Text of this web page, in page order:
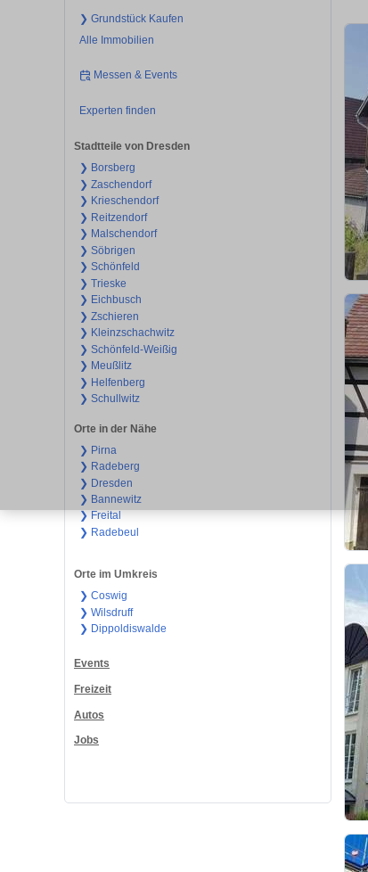
❯ Grundstück Kaufen
Alle Immobilien
Messen & Events
Experten finden
Stadtteile von Dresden
❯ Borsberg
❯ Zaschendorf
❯ Krieschendorf
❯ Reitzendorf
❯ Malschendorf
❯ Söbrigen
❯ Schönfeld
❯ Trieske
❯ Eichbusch
❯ Zschieren
❯ Kleinzschachwitz
❯ Schönfeld-Weißig
❯ Meußlitz
❯ Helfenberg
❯ Schullwitz
Orte in der Nähe
❯ Pirna
❯ Radeberg
❯ Dresden
❯ Bannewitz
❯ Freital
❯ Radebeul
Orte im Umkreis
❯ Coswig
❯ Wilsdruff
❯ Dippoldiswalde
Events
Freizeit
Autos
Jobs